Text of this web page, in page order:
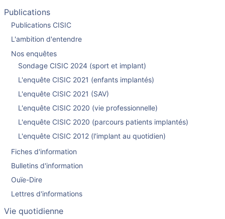
Publications
Publications CISIC
L'ambition d'entendre
Nos enquêtes
Sondage CISIC 2024 (sport et implant)
L'enquête CISIC 2021 (enfants implantés)
L'enquête CISIC 2021 (SAV)
L'enquête CISIC 2020 (vie professionnelle)
L'enquête CISIC 2020 (parcours patients implantés)
L'enquête CISIC 2012 (l'implant au quotidien)
Fiches d'information
Bulletins d'information
Ouïe-Dire
Lettres d'informations
Vie quotidienne